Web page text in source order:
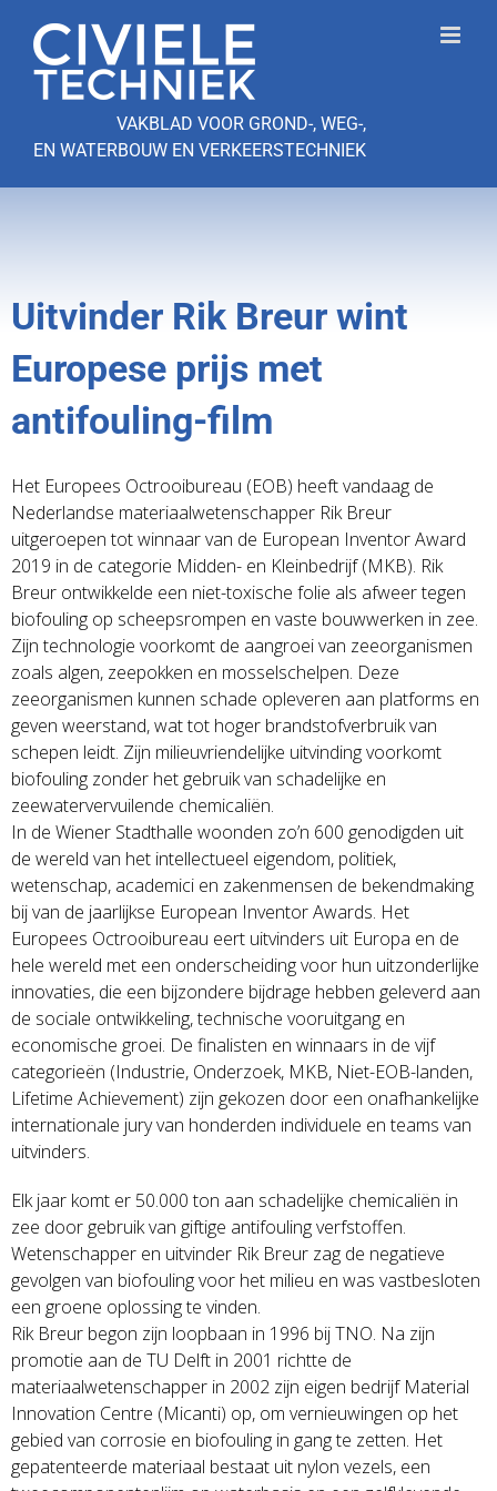
naar
inhoud
VAKBLAD VOOR GROND-, WEG-,
EN WATERBOUW EN VERKEERSTECHNIEK
Uitvinder Rik Breur wint
Europese prijs met
antifouling-film
Het Europees Octrooibureau (EOB) heeft vandaag de
Nederlandse materiaalwetenschapper Rik Breur
uitgeroepen tot winnaar van de European Inventor Award
2019 in de categorie Midden- en Kleinbedrijf (MKB). Rik
Breur ontwikkelde een niet-toxische folie als afweer tegen
biofouling op scheepsrompen en vaste bouwwerken in zee.
Zijn technologie voorkomt de aangroei van zeeorganismen
zoals algen, zeepokken en mosselschelpen. Deze
zeeorganismen kunnen schade opleveren aan platforms en
geven weerstand, wat tot hoger brandstofverbruik van
schepen leidt. Zijn milieuvriendelijke uitvinding voorkomt
biofouling zonder het gebruik van schadelijke en
zeewatervervuilende chemicaliën.
In de Wiener Stadthalle woonden zo’n 600 genodigden uit
de wereld van het intellectueel eigendom, politiek,
wetenschap, academici en zakenmensen de bekendmaking
bij van de jaarlijkse European Inventor Awards. Het
Europees Octrooibureau eert uitvinders uit Europa en de
hele wereld met een onderscheiding voor hun uitzonderlijke
innovaties, die een bijzondere bijdrage hebben geleverd aan
de sociale ontwikkeling, technische vooruitgang en
economische groei. De finalisten en winnaars in de vijf
categorieën (Industrie, Onderzoek, MKB, Niet-EOB-landen,
Lifetime Achievement) zijn gekozen door een onafhankelijke
internationale jury van honderden individuele en teams van
uitvinders.
Elk jaar komt er 50.000 ton aan schadelijke chemicaliën in
zee door gebruik van giftige antifouling verfstoffen.
Wetenschapper en uitvinder Rik Breur zag de negatieve
gevolgen van biofouling voor het milieu en was vastbesloten
een groene oplossing te vinden.
Rik Breur begon zijn loopbaan in 1996 bij TNO. Na zijn
promotie aan de TU Delft in 2001 richtte de
materiaalwetenschapper in 2002 zijn eigen bedrijf Material
Innovation Centre (Micanti) op, om vernieuwingen op het
gebied van corrosie en biofouling in gang te zetten. Het
gepatenteerde materiaal bestaat uit nylon vezels, een